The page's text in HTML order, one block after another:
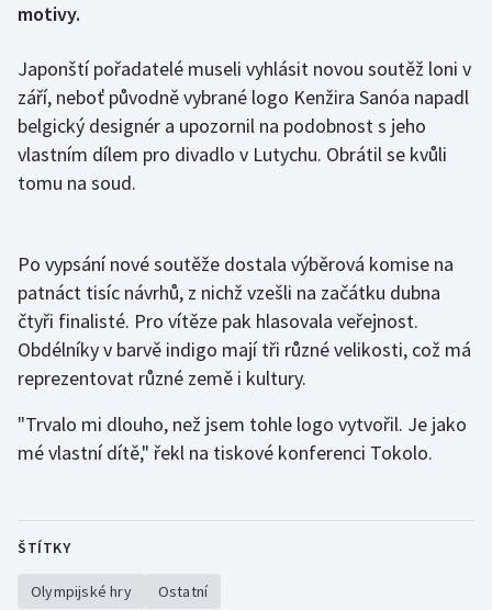
Florbal
Futsal
Golf
Gymnastika
Jezdectví
Judo
Lezení
Moderní pětiboj
motivy.
Japonští pořadatelé museli vyhlásit novou soutěž loni v
září, neboť původně vybrané logo Kenžira Sanóa napadl
belgický designér a upozornil na podobnost s jeho
vlastním dílem pro divadlo v Lutychu. Obrátil se kvůli
tomu na soud.
Po vypsání nové soutěže dostala výběrová komise na
patnáct tisíc návrhů, z nichž vzešli na začátku dubna
čtyři finalisté. Pro vítěze pak hlasovala veřejnost.
Obdélníky v barvě indigo mají tři různé velikosti, což má
reprezentovat různé země i kultury.
"Trvalo mi dlouho, než jsem tohle logo vytvořil. Je jako
mé vlastní dítě," řekl na tiskové konferenci Tokolo.
ŠTÍTKY
Olympijské hry Ostatní